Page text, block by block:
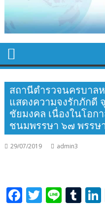
สถานีตำรวจนครบาล
แสดงความจงรักภักดี
ชัยมงคล เนื่องในโอก
ชนมพรรษา ๖๗ พรรษ
29/07/2019 admin3
F T Li T